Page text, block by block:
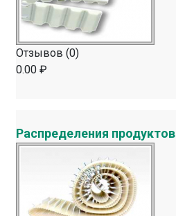
Отзывов (0)
0.00 ₽
Распределения продуктов